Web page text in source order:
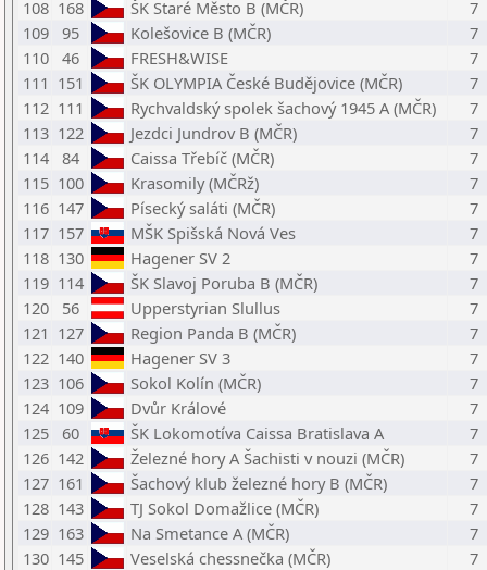
108 168 ŠK Staré Město B (MČR)
7
109
95 Kolešovice B (MČR)
7
110
46 FRESH&WISE
7
111 151 ŠK OLYMPIA České Budějovice (MČR)
7
112 111 Rychvaldský spolek šachový 1945 A (MČR)
7
113 122 Jezdci Jundrov B (MČR)
7
114
84 Caissa Třebíč (MČR)
7
115 100 Krasomily (MČRž)
7
116 147 Písecký saláti (MČR)
7
117 157 MŠK Spišská Nová Ves
7
118 130 Hagener SV 2
7
119 114 ŠK Slavoj Poruba B (MČR)
7
120
56 Upperstyrian Slullus
7
121 127 Region Panda B (MČR)
7
122 140 Hagener SV 3
7
123 106 Sokol Kolín (MČR)
7
124 109 Dvůr Králové
7
125
60 ŠK Lokomotíva Caissa Bratislava A
7
126 142 Železné hory A Šachisti v nouzi (MČR)
7
127 161 Šachový klub železné hory B (MČR)
7
128 143 TJ Sokol Domažlice (MČR)
7
129 163 Na Smetance A (MČR)
7
130 145 Veselská chessnečka (MČR)
7